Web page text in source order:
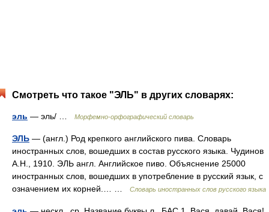
Смотреть что такое "ЭЛЬ" в других словарях:
эль — эль/ … Морфемно-орфографический словарь
ЭЛЬ — (англ.) Род крепкого английского пива. Словарь
иностранных слов, вошедших в состав русского языка. Чудинов
А.Н., 1910. ЭЛЬ англ. Английское пиво. Объяснение 25000
иностранных слов, вошедших в употребление в русский язык, с
означением их корней.… …
Словарь иностранных слов русского языка